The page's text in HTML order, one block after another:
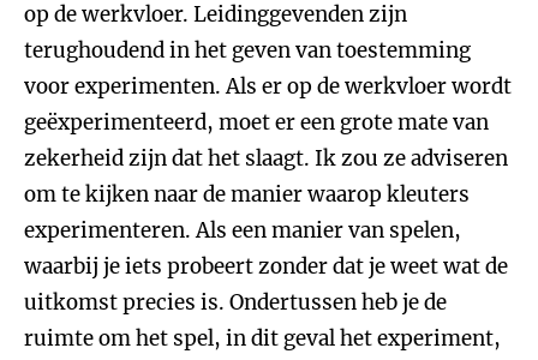
op de werkvloer. Leidinggevenden zijn
terughoudend in het geven van toestemming
voor experimenten. Als er op de werkvloer wordt
geëxperimenteerd, moet er een grote mate van
zekerheid zijn dat het slaagt. Ik zou ze adviseren
om te kijken naar de manier waarop kleuters
experimenteren. Als een manier van spelen,
waarbij je iets probeert zonder dat je weet wat de
uitkomst precies is. Ondertussen heb je de
ruimte om het spel, in dit geval het experiment,